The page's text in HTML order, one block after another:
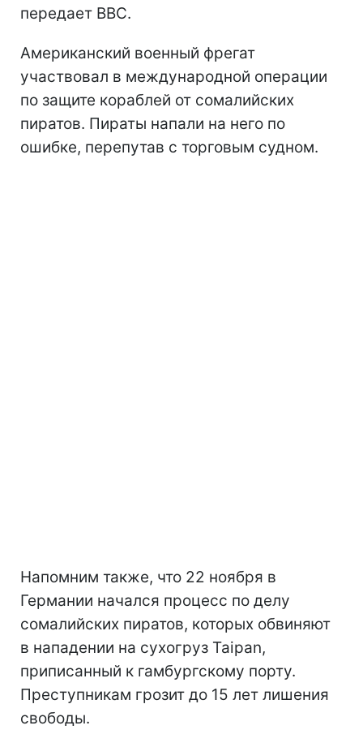
передает ВВС.
Американский военный фрегат
участвовал в международной операции
по защите кораблей от сомалийских
пиратов. Пираты напали на него по
ошибке, перепутав с торговым судном.
Напомним также, что 22 ноября в
Германии начался процесс по делу
сомалийских пиратов, которых обвиняют
в нападении на сухогруз Taipan,
приписанный к гамбургскому порту.
Преступникам грозит до 15 лет лишения
свободы.